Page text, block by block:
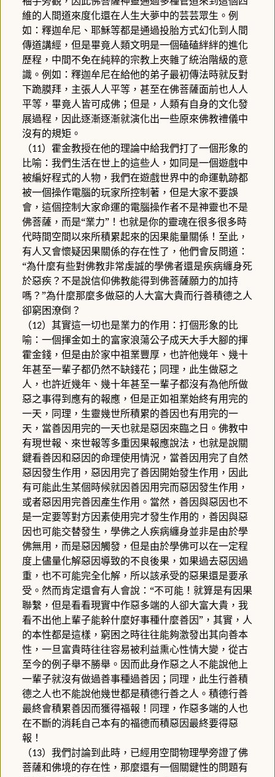
維的人間道來度化還在人生大夢中的芸芸眾生。例
如：釋迦牟尼、耶穌等都是通過投胎方式幻化到人間
傳道講經，但是畢竟人類文明是一個磕磕絆絆的進化
歷程，中間不免在純粹的宗教上夾雜了統治階級的意
識。例如：釋迦牟尼在給他的弟子最初傳法時就反對
下跪膜拜，主張人人平等，甚至在佛菩薩面前也人人
平等，畢竟人皆可成佛；但是，人類有自身的文化發
展過程，因此逐漸逐漸就演化出一些原來佛教禮儀中
沒有的規矩。
（11）霍金教授在他的理論中給我們打了一個形象的
比喻：我們生活在世上的這些人，如同是一個遊戲中
被編好程式的人物，我們在遊戲世界中的命運軌跡都
被一個操作電腦的玩家所控制著，但是大家不要誤
會，這個控制大家命運的電腦操作者不是神靈也不是
佛菩薩，而是“業力”！也就是你的靈魂在很多很多時
代時間空間以來所積累起來的因果能量關係！至此，
有人又會懷疑因果關係的存在性了，他們會反問道：
“為什麼有些對佛教非常虔誠的學佛者還是疾病纏身死
於惡疾？不是說信仰佛教能得到佛菩薩願力的加持
嗎？”為什麼那麼多做惡的人大富大貴而行善積德之人
卻窮困潦倒？
（12）其實這一切也是業力的作用：打個形象的比
喻：一個揮金如土的富家浪蕩公子成天大手大腳的揮
霍金錢，但是由於家中祖業豐厚，也許他幾年、幾十
年甚至一輩子都仍然不缺錢花；同理，此生做惡之
人，也許近幾年、幾十年甚至一輩子都沒有為他所做
惡之事得到應有的報應，但是正如祖業始終有用完的
一天，同理，生靈幾世所積累的善因也有用完的一
天，當善因用完的一天也就是惡因來臨之日。佛教中
有現世報、來世報等多重因果報應說法，也就是說關
鍵看善因和惡因的命理使用情況，當善因用完了自然
惡因發生作用，惡因用完了善因開始發生作用，因此
有可能此生某個時候就因善因用完而惡因發生作用，
或者惡因用完善因產生作用。當然，善因與惡因也不
是一定要等對方因素使用完才發生作用的，善因與惡
因也可能交替發生，學佛之人疾病纏身並非是由於學
佛無用，而是惡因觸發，但是由於學佛可以在一定程
度上儘量化解惡因導致的不良後果，如果過去惡因過
重，也不可能完全化解，所以該承受的惡果還是要承
受。然而肯定還會有人會說：“不可能！就算是有因果
聯繫，但是看看現實中作惡多端的人卻大富大貴，我
看不出他上輩子能幹什麼好事種什麼善因”，其實，人
的本性都是這樣，窮困之時往往能夠激發出其向善本
性，一旦富貴時往往容易被利益熏心性情大變，從古
至今的例子舉不勝舉。因而此身作惡之人不能說他上
一輩子就沒有做過善事種過善因；同理，此生行善積
德之人也不能說他幾世都是積德行善之人。積德行善
最終會積累善因而獲得福報！同理，作惡多端的人也
在不斷的消耗自己本有的福德而積惡因最終要得惡
報！
（13）我們討論到此時，已經用空間物理學旁證了佛
菩薩和佛境的存在性，那麼還有一個關鍵性的問題有